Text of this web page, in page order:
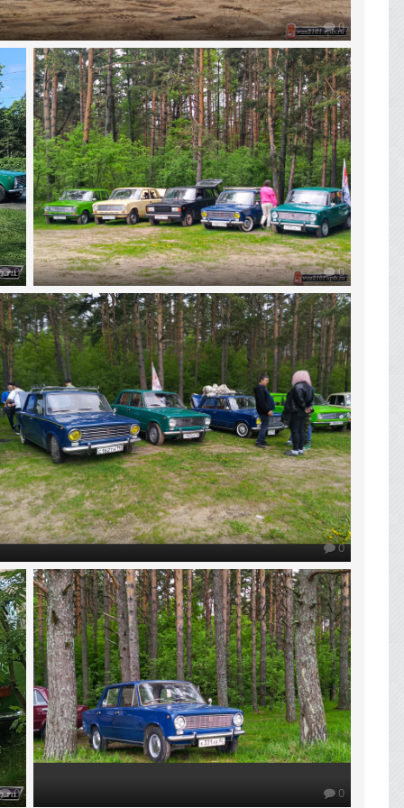
0
0 0
0
0 0